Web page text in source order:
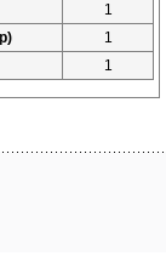
1
1
1